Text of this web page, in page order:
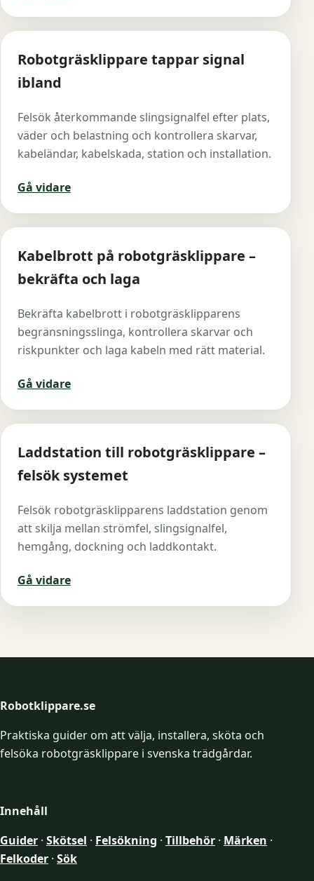
Robotgräsklippare tappar signal
ibland
Felsök återkommande slingsignalfel efter plats,
väder och belastning och kontrollera skarvar,
kabeländar, kabelskada, station och installation.
Gå vidare
Kabelbrott på robotgräsklippare –
bekräfta och laga
Bekräfta kabelbrott i robotgräsklipparens
begränsningsslinga, kontrollera skarvar och
riskpunkter och laga kabeln med rätt material.
Gå vidare
Laddstation till robotgräsklippare –
felsök systemet
Felsök robotgräsklipparens laddstation genom
att skilja mellan strömfel, slingsignalfel,
hemgång, dockning och laddkontakt.
Gå vidare
Robotklippare.se
Praktiska guider om att välja, installera, sköta och
felsöka robotgräsklippare i svenska trädgårdar.
Innehåll
Guider · Skötsel · Felsökning · Tillbehör · Märken ·
Felkoder · Sök